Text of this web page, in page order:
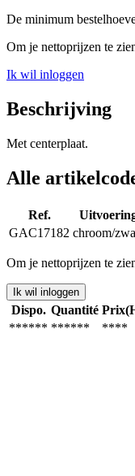
De minimum
Om je nettoprijzen te
Ik wil inloggen
Beschrijving
Met centerplaat.
Alle
Ref.
GAC17182 chroom/
Om je nettoprijzen te
Ik wil inloggen
Dispo. Quantité
****** ****** ****